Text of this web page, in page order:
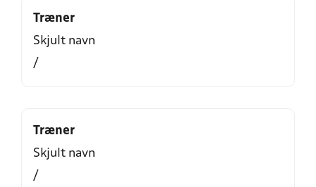
Træner
Skjult navn
/
Træner
Skjult navn
/